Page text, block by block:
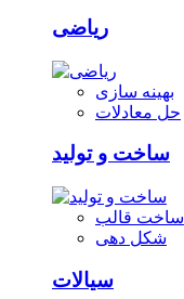
ریاضی
بهینه سازی
حل معادلات
ساخت و تولید
ساخت قالب
شکل دهی
سیالات